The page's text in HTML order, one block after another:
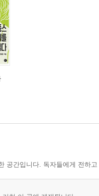
공간입니다. 독자들에게 전하